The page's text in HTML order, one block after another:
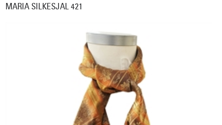
MARIA SILKESJAL 421